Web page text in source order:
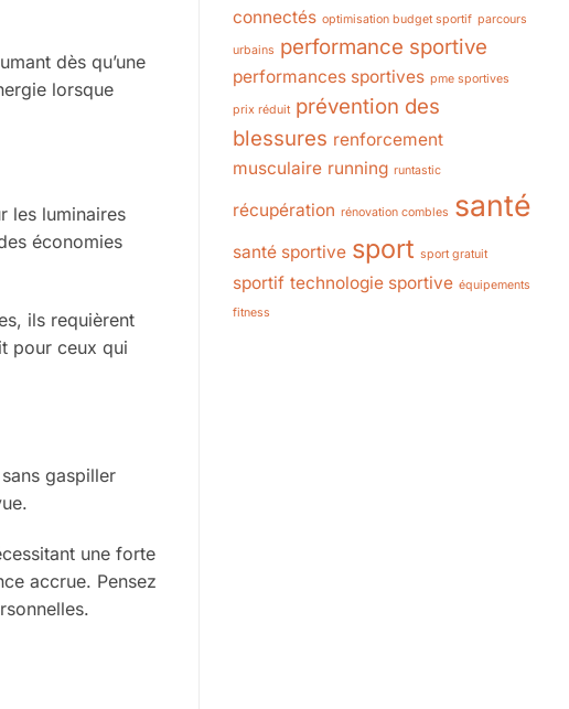
dès qu’une
lorsque
les luminaires
économies
ils requièrent
pour ceux qui
gaspiller
une forte
accrue. Pensez
connectés optimisation budget sportif parcours
urbains performance sportive
performances sportives pme sportives
prix réduit prévention des
blessures renforcement
musculaire running runtastic
récupération rénovation combles santé
santé sportive sport sport gratuit
sportif technologie sportive équipements
fitness